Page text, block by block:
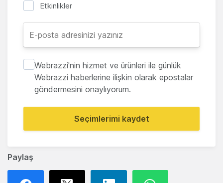
Paylaş
Etkinlikler
Webrazzi'nin hizmet ve ürünleri ile günlük
Webrazzi haberlerine ilişkin olarak epostalar
göndermesini onaylıyorum.
Seçimlerimi kaydet